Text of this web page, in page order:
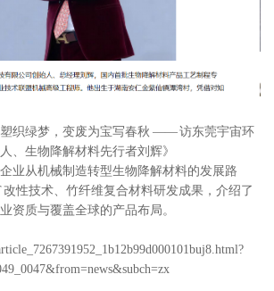
织绿梦，变废为宝写春秋 —— 访东莞宇宙环
、生物降解材料先行者刘辉》
业从机械制造转型生物降解材料的发展路
改性技术、竹纤维复合材料研发成果，介绍了
资质与覆盖全球的产品布局。